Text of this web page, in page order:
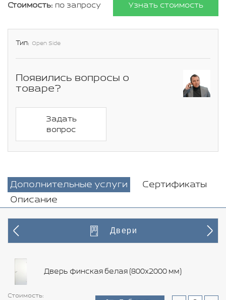
Стоимость: по запросу Узнать стоимость
Тип: Open Side
Появились вопросы о
товаре?
Задать
вопрос
Дополнительные услуги
Сертификаты
Описание
Двери
Дверь финская белая (800х2000 мм)
Стоимость:
Стоимость:
Стоимость:
Стоимость:
Стоимость:
Стоимость:
Стоимость:
Стоимость:
Стоимость:
Стоимость:
Стоимость:
Стоимость:
Стоимость:
Стоимость: